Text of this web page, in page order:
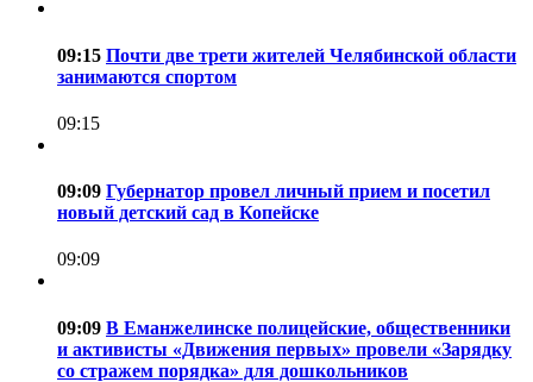
09:15 Почти две трети жителей Челябинской области
занимаются спортом
09:15
09:09 Губернатор провел личный прием и посетил
новый детский сад в Копейске
09:09
09:09 В Еманжелинске полицейские, общественники
и активисты «Движения первых» провели «Зарядку
со стражем порядка» для дошкольников